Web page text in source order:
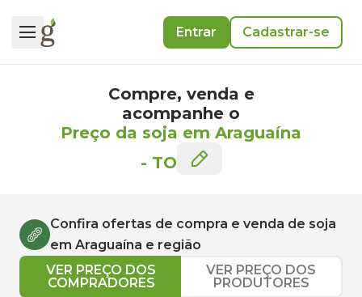
Entrar Cadastrar-se
Compre, venda e
acompanhe o
Preço da soja em Araguaína
- TO
Confira ofertas de compra e venda de soja
em Araguaína e região
VER PREÇO DOS
COMPRADORES
VER PREÇO DOS
PRODUTORES